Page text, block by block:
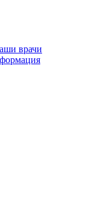
врачи